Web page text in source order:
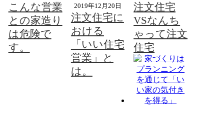
こんな営業
との家造り
は危険で
す。
2019年12月20日
注文住宅に
おける
「いい住宅
営業」と
は。
注文住宅
VSなんち
ゃって注文
住宅